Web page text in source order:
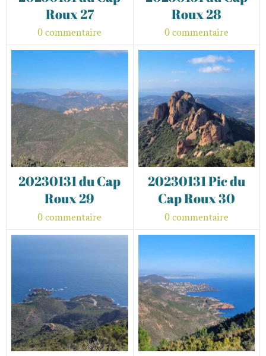
Roux 27
0 commentaire
Roux 28
0 commentaire
20230131 du Cap
Roux 29
0 commentaire
20230131 Pic du
Cap Roux 30
0 commentaire